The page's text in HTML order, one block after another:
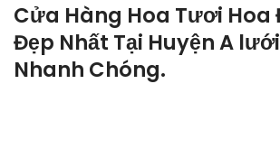
Cửa Hàng Hoa Tươi Hoa
Đẹp Nhất Tại Huyện A
Nhanh Chóng.